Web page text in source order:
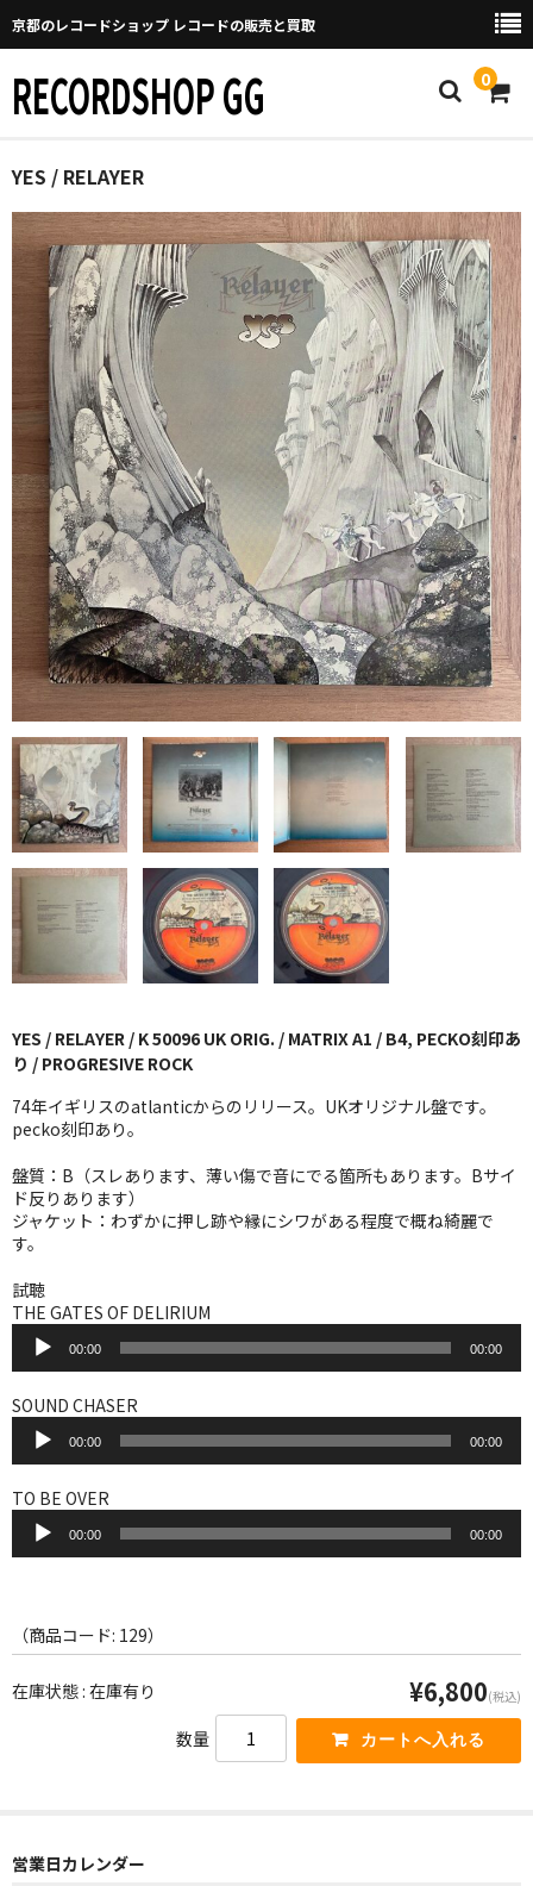
京都のレコードショップ レコードの販売と買取
RECORDSHOP GG 0
Home
マイページ
GGについて
買取について
取り置きなどについて
Categories
New Arrivals
新譜
GG RECORD （当店のレーベル）
全商品
JAZZ-US
BLUE NOTE
JAZZ-EU
JAZZ-JP
JAZZ-VOCAL
J-POP
ROCK
WORLD
その他
7INC
レア盤（1万円以上）
Webのみ no.2
Webのみ no.3
Webのみ no.4
売り切れ
Help
特定商取引法に基づく表示
YES / RELAYER
YES / RELAYER / K 50096 UK ORIG. / MATRIX A1 / B4, PECKO刻印あ
り / PROGRESIVE ROCK
74年イギリスのatlanticからのリリース。UKオリジナル盤です。
pecko刻印あり。
盤質：B（スレあります、薄い傷で音にでる箇所もあります。Bサイ
ド反りあります）
ジャケット：わずかに押し跡や縁にシワがある程度で概ね綺麗で
す。
試聴
THE GATES OF DELIRIUM
プ
レ
ー
ー
00:00 00:00
SOUND CHASER
プ
レ
ー
ー
00:00 00:00
TO BE OVER
プ
ヤ
ー
00:00 00:00
（商品コード: 129）
在庫状態 : 在庫有り ¥6,800(税込)
数量
営業日カレンダー